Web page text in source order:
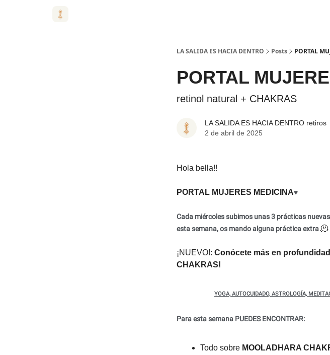
LA SALIDA ES HACIA DENTRO Posts PORTAL
PORTAL
retinol natural + CHAKRAS
LA SALIDA ES HACIA DENTRO retiros
2 de abril de 2025
Hola bella!!
PORTAL MUJERES MEDICINA♥
Cada miércoles subimos unas 3 prácticas
esta semana, os mando alguna práctica extra🫠
¡NUEVO!: Conócete más en
CHAKRAS!
YOGA, AUTOCUIDADO, ASTROLOGÍA,
Para esta semana PUEDES ENCONTRAR:
Todo sobre MOOLADHARA